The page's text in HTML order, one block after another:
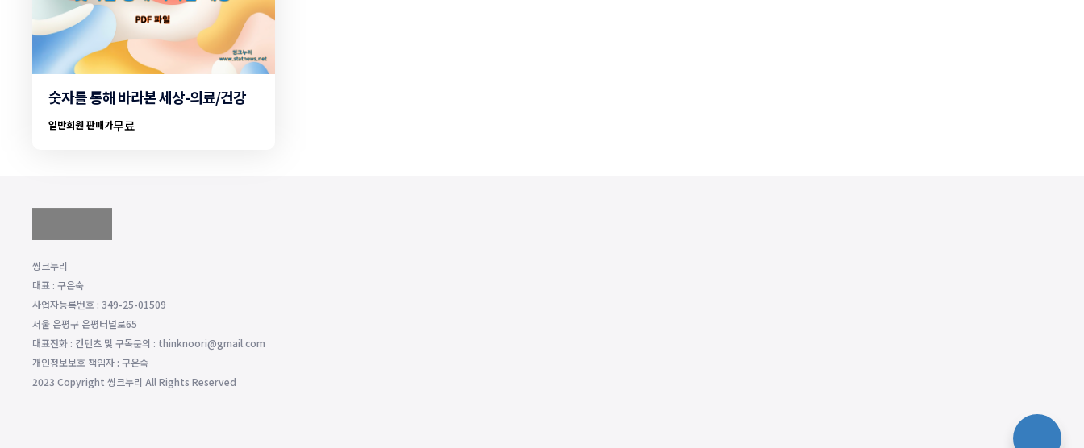
숫자를 통해 바라본 세상-의료/건강
일반회원 판매가무료
씽크누리
대표 : 구은숙
사업자등록번호 : 349-25-01509
서울 은평구 은평터널로65
대표전화 : 컨텐츠 및 구독문의 : thinknoori@gmail.com
개인정보보호 책임자 : 구은숙
2023 Copyright 씽크누리 All Rights Reserved